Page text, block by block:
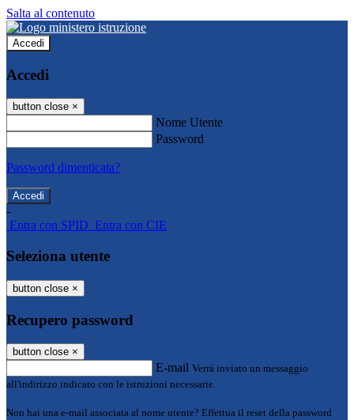
Salta al contenuto
Accedi
Accedi
button close ×
Nome Utente
Password
Password dimenticata?
-
Entra con SPID Entra con CIE
Seleziona utente
button close ×
Recupero password
button close ×
E-mail Verrà inviato un messaggio
all'indirizzo indicato con le istruzioni necessarie.
Non hai una e-mail associata al nome utente? Effettua il reset della password